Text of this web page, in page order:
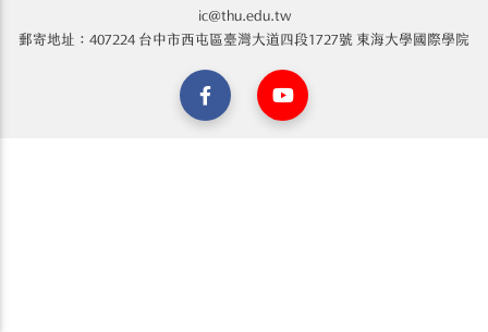
ic@thu.edu.tw
郵寄地址：407224 台中市西屯區臺灣大道四段1727號 東海大學國際學院